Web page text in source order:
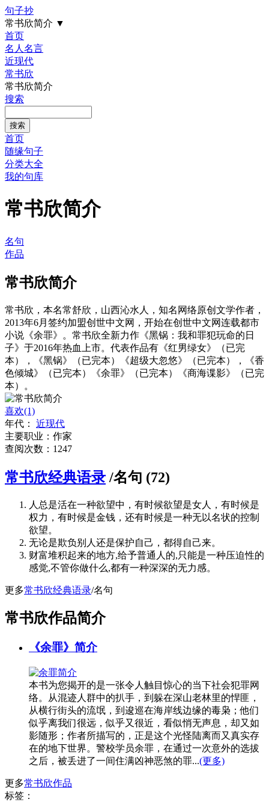
句子抄
常书欣简介 ▼
首页
名人名言
近现代
常书欣
常书欣简介
搜索
首页
随缘句子
分类大全
我的句库
常书欣简介
名句
作品
常书欣简介
常书欣，本名常舒欣，山西沁水人，知名网络原创文学作者，
2013年6月签约加盟创世中文网，开始在创世中文网连载都市
小说《余罪》。常书欣全新力作《黑锅：我和罪犯玩命的日
子》于2016年热血上市。代表作品有《红男绿女》（已完
本），《黑锅》（已完本）《超级大忽悠》（已完本），《香
色倾城》（已完本）《余罪》（已完本）《商海谍影》（已完
本）。
喜欢(1)
年代： 近现代
主要职业：作家
查阅次数：1247
常书欣经典语录 /名句 (72)
人总是活在一种欲望中，有时候欲望是女人，有时候是
权力，有时候是金钱，还有时候是一种无以名状的控制
欲望。
无论是欺负别人还是保护自己，都得自己来。
财富堆积起来的地方,给予普通人的,只能是一种压迫性的
感觉,不管你做什么,都有一种深深的无力感。
更多常书欣经典语录/名句
常书欣作品简介
《余罪》简介
本书为您揭开的是一张令人触目惊心的当下社会犯罪网
络。从混迹人群中的扒手，到躲在深山老林里的悍匪，
从横行街头的流氓，到逡巡在海岸线边缘的毒枭；他们
似乎离我们很远，似乎又很近，看似悄无声息，却又如
影随形；作者所描写的，正是这个光怪陆离而又真实存
在的地下世界。警校学员余罪，在通过一次意外的选拔
之后，被丢进了一间住满凶神恶煞的罪...(更多)
更多常书欣作品
标签：